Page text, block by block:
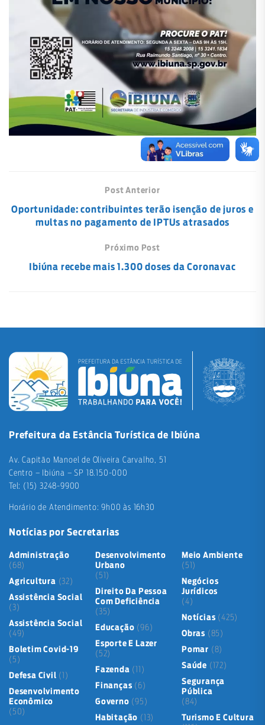
Post Anterior
Oportunidade: contribuintes terão isenção de juros e
multas no pagamento de IPTUs atrasados
Próximo Post
Ibiúna recebe mais 1.300 doses da Coronavac
Prefeitura da Estância Turística de Ibiúna
Av. Capitão Manoel de Oliveira Carvalho, 51
Centro – Ibiúna – SP 18.150-000
Tel: (15) 3248-9900
Horário de Atendimento: 9h00 às 16h30
Notícias por Secretarias
Administração
(68)
Agricultura (32)
Assistência Social
(3)
Assistência Social
(49)
Boletim Covid-19
(5)
Defesa Civil (1)
Desenvolvimento
Econômico
(50)
Desenvolvimento
Urbano
(51)
Direito Da Pessoa
Com Deficiência
(35)
Educação (96)
Esporte E Lazer
(52)
Fazenda (11)
Finanças (6)
Governo (95)
Habitação (13)
Meio Ambiente
(51)
Negócios
Jurídicos
(4)
Notícias (425)
Obras (85)
Pomar (8)
Saúde (172)
Segurança
Pública
(84)
Turismo E Cultura